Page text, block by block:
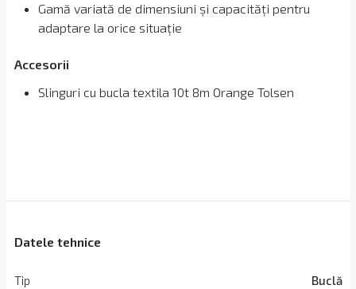
Gamă variată de dimensiuni și capacități pentru
adaptare la orice situație
Accesorii
Slinguri cu bucla textila 10t 8m Orange Tolsen
Datele tehnice
Tip
Buclă